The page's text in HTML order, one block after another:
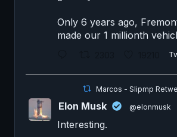
Only 6 years ago,
made our 1 millionth
Marcos - Slipmp
Elon Musk @elonmusk
Interesting.